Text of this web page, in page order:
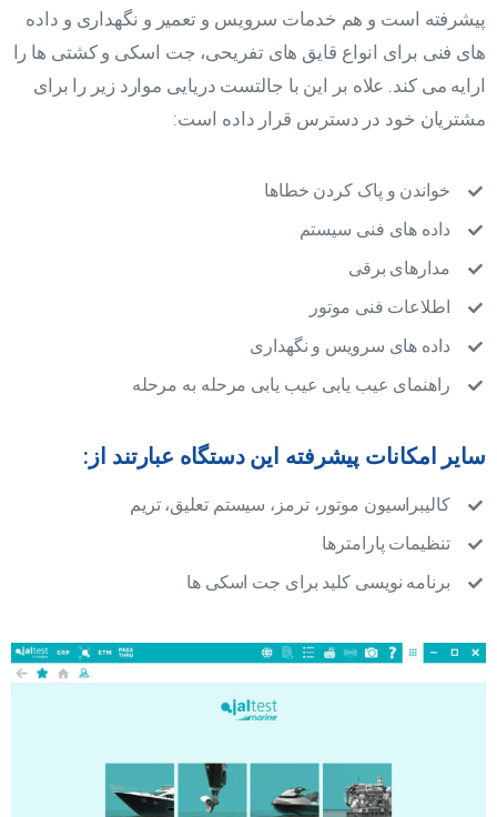
پیشرفته است و هم خدمات سرویس و تعمیر و نگهداری و داده
های فنی برای انواع قایق های تفریحی، جت اسکی و کشتی ها را
ارایه می کند. علاه بر این با جالتست دریایی موارد زیر را برای
مشتریان خود در دسترس قرار داده است:
خواندن و پاک کردن خطاها
داده های فنی سیستم
مدارهای برقی
اطلاعات فنی موتور
داده های سرویس و نگهداری
راهنمای عیب یابی عیب یابی مرحله به مرحله
سایر امکانات پیشرفته این دستگاه عبارتند از:
کالیبراسیون موتور، ترمز، سیستم تعلیق، تریم
تنظیمات پارامترها
برنامه نویسی کلید برای جت اسکی ها